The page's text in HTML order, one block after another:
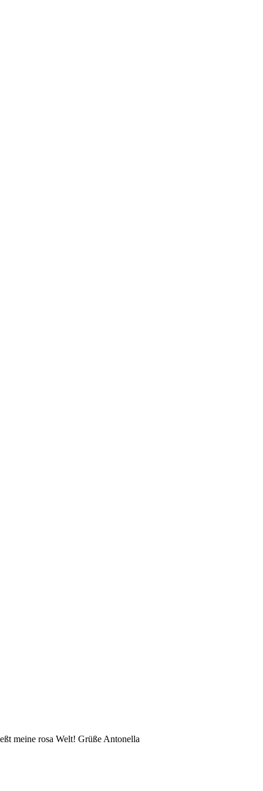
meine rosa Welt! Grüße Antonella